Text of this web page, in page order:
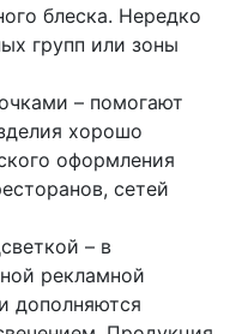
блеска. Нередко
групп или зоны
– помогают
хорошо
оформления
сетей
– в
рекламной
дополняются